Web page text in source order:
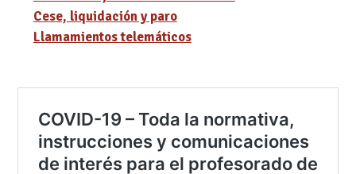
Cese, liquidación y paro
Llamamientos telemáticos